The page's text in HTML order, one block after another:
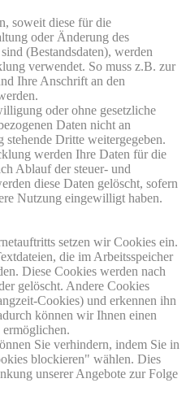
soweit diese für die
oder Änderung des
(Bestandsdaten), werden
verwendet. So muss z.B. zur
Ihre Anschrift an den
oder ohne gesetzliche
Daten nicht an
Dritte weitergegeben.
werden Ihre Daten für die
Ablauf der steuer- und
diese Daten gelöscht, sofern
Nutzung eingewilligt haben.
setzen wir Cookies ein.
die im Arbeitsspeicher
Diese Cookies werden nach
gelöscht. Andere Cookies
Cookies) und erkennen ihn
können wir Ihnen einen
ermöglichen.
Sie verhindern, indem Sie in
blockieren" wählen. Dies
unserer Angebote zur Folge